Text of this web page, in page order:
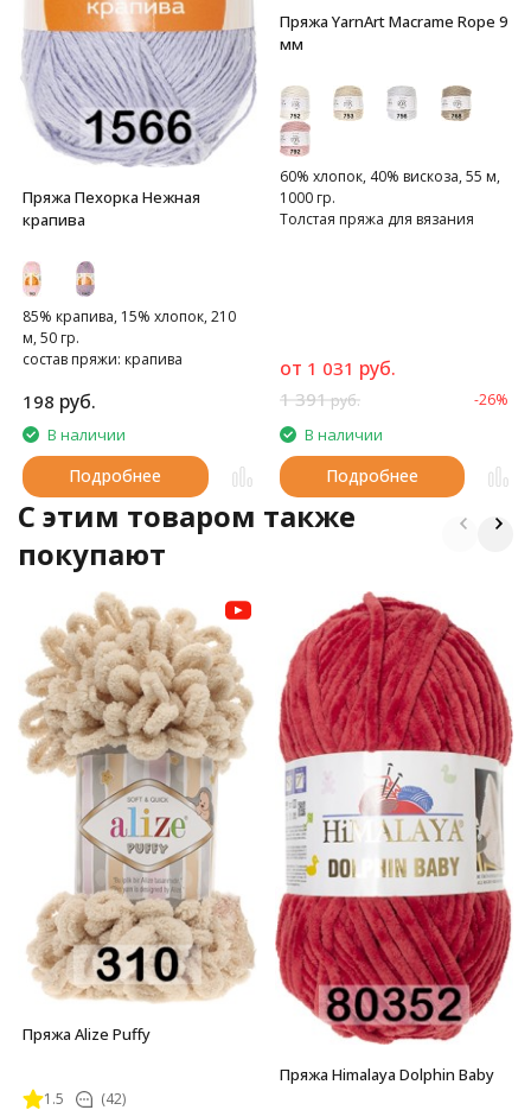
Пряжа Пехорка Нежная
крапива
85% крапива, 15% хлопок, 210
м, 50 гр.
состав пряжи: крапива
198 руб.
В наличии
Подробнее
Пряжа YarnArt Macrame Rope 9
мм
60% хлопок, 40% вискоза, 55 м,
1000 гр.
Толстая пряжа для вязания
от 1 031 руб.
1 391руб. -26%
В наличии
Подробнее
C этим товаром также
покупают
Пряжа Alize Puffy
1.5 (42)
Пряжа Himalaya Dolphin Baby